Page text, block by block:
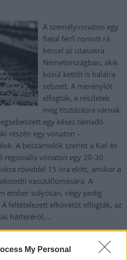
My Personal
A személyvonaton egy
fiatal férfi rontott rá
késsel az utasokra
Németországban, akik
közül kettőt is halálra
sebzett. A merénylőt
elfogták, a részletek
még tisztázásra várnak.
egy késes támadó
részén egy vonaton –
A beszámolók szerint a Kiel és
regionális vonaton egy 20-30
röviddel 15 óra előtt, amikor a
vasútállomására. A
ember súlyosan, négy pedig
feltételezett elkövetőt elfogták, az
hátteréről,…